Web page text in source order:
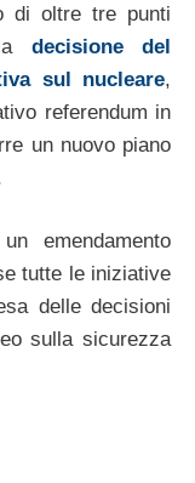
di oltre tre punti
decisione del
sul nucleare,
referendum in
un nuovo piano
emendamento
tutte le iniziative
delle decisioni
sulla sicurezza